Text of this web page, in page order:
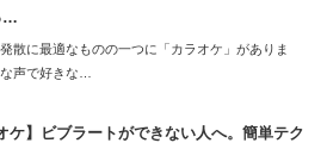
…
散に最適なものの一つに「カラオケ」がありま
声で好きな…
ケ】ビブラートができない人へ。簡単テク